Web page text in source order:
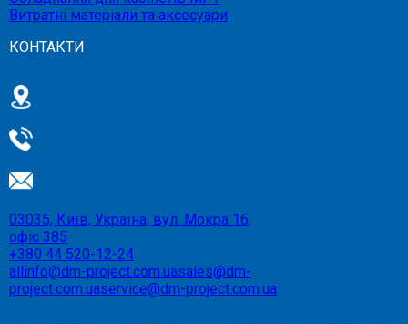
Витратні матеріали та аксесуари
КОНТАКТИ
03035, Київ, Україна, вул. Мокра 16,
офіс 385
+380 44 520-12-24
allinfo@dm-project.com.uasales@dm-
project.com.uaservice@dm-project.com.ua